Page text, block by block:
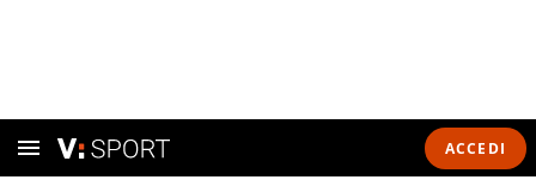
ACCEDI